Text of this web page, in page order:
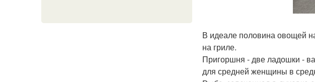
В идеале половина овощей
на гриле.
Пригоршня - две ладошки -
для средней женщины в